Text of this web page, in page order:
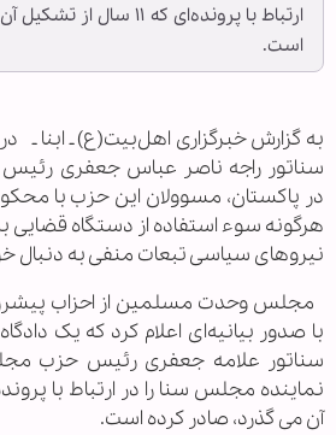
ارتباط با پرونده‌ای که ۱۱
است.‌
به گزارش خبرگزاری اهل‌بیت(ع) ـ ابنا
سناتور راجه ناصر عباس جعفری
در پاکستان، مسوولان این حزب با
هرگونه سوء استفاده از دستگاه قضایی
نیروهای سیاسی تبعات منفی به دنبال
مجلس وحدت مسلمین از احزاب
با صدور بیانیه‌ای اعلام کرد که یک
سناتور علامه جعفری رئیس حزب
آن می گذرد، صادر کرده است.‌